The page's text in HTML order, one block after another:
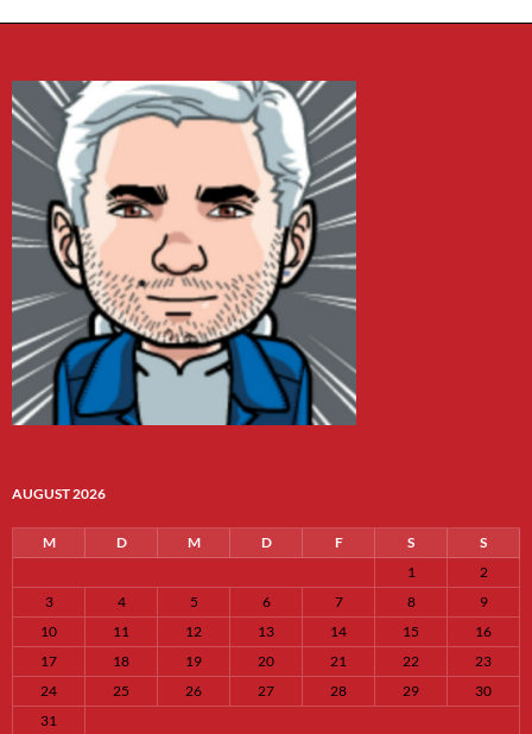
AUGUST 2026
M D M D F S
S
1
2
3
4 5 6 7 8
9
10
11 12 13 14 15
16
17
18 19 20 21 22
23
24
25 26 27 28 29
30
31